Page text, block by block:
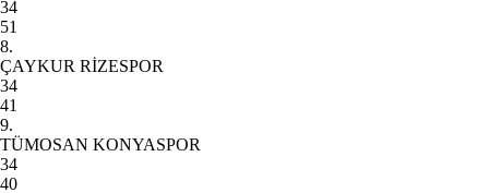
34
51
8.
ÇAYKUR RİZESPOR
34
41
9.
TÜMOSAN KONYASPOR
34
40